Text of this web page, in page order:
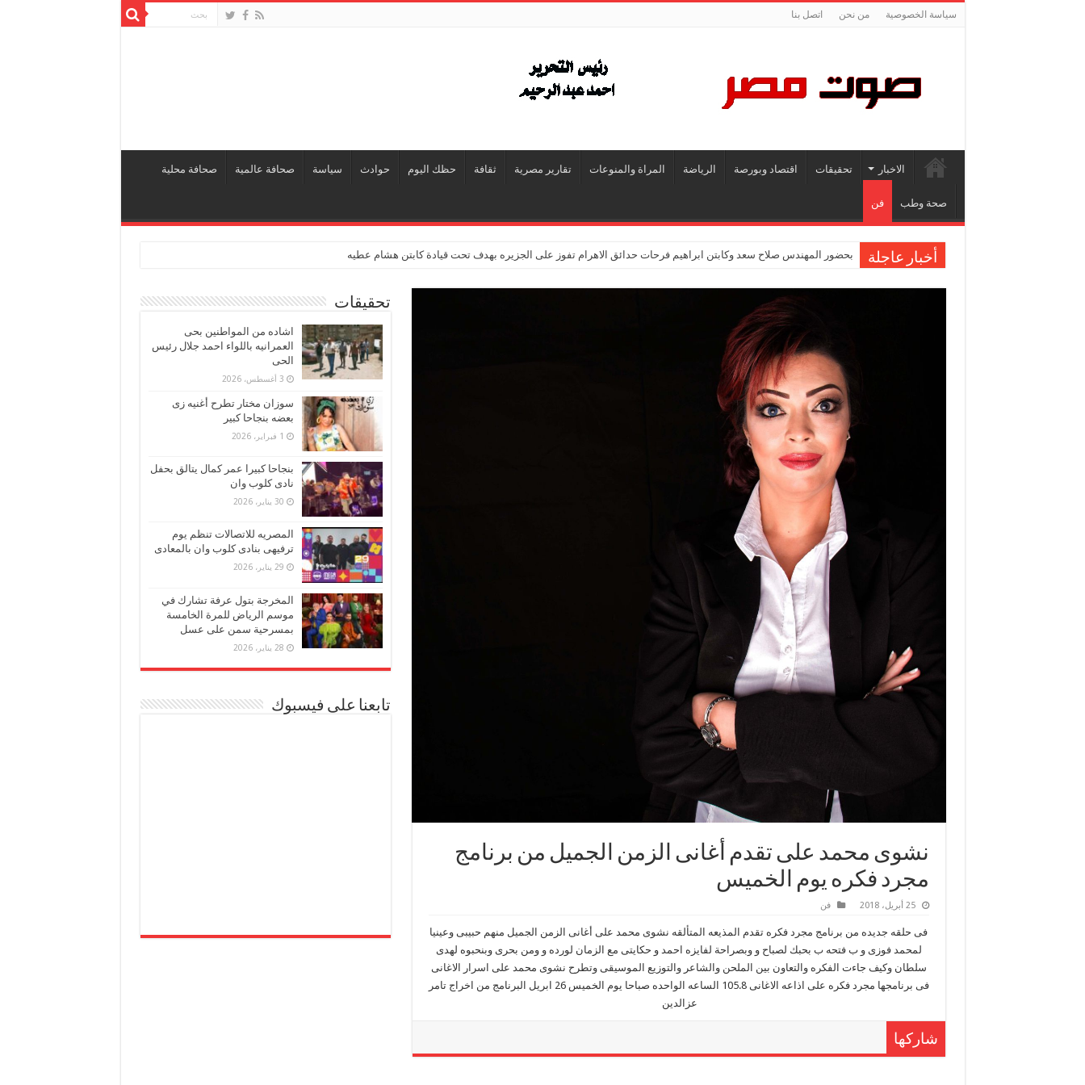
سياسة الخصوصية من نحن اتصل بنا
الاخبار تحقيقات اقتصاد وبورصة الرياضة المراة والمنوعات تقارير مصرية ثقافة حظك اليوم حوادث سياسة صحافة عالمية صحافة محلية
صحة وطب فن
أخبار عاجلة بحضور المهندس صلاح سعد وكابتن ابراهيم فرحات حدائق الاهرام تفوز على الجزيره بهدف تحت قيادة كابتن هشام عطيه
نشوى محمد على تقدم أغانى الزمن الجميل من برنامج
مجرد فكره يوم الخميس
25 أبريل، 2018 فن
فى حلقه جديده من برنامج مجرد فكره تقدم المذيعه المتألقه نشوى محمد على أغانى الزمن الجميل منهم حبيبى وعينيا
لمحمد فوزى و ب فتحه ب بحبك لصباح و وبصراحة لفايزه احمد و حكايتى مع الزمان لورده و ومن بحرى وبنحبوه لهدى
سلطان وكيف جاءت الفكره والتعاون بين الملحن والشاعر والتوزيع الموسيقى وتطرح نشوى محمد على اسرار الاغانى
فى برنامجها مجرد فكره على اذاعه الاغانى 105.8 الساعه الواحده صباحا يوم الخميس 26 ابريل البرنامج من اخراج تامر
عزالدين
شاركها
تحقيقات
اشاده من المواطنين بحى
العمرانيه باللواء احمد جلال رئيس
الحى
3 أغسطس، 2026
سوزان مختار تطرح أغنيه زى
بعضه بنجاحا كبير
1 فبراير، 2026
بنجاحا كبيرا عمر كمال يتالق بحفل
نادى كلوب وان
30 يناير، 2026
المصريه للاتصالات تنظم يوم
ترفيهى بنادى كلوب وان بالمعادى
29 يناير، 2026
المخرجة بتول عرفة تشارك في
موسم الرياض للمرة الخامسة
بمسرحية سمن على عسل
28 يناير، 2026
تابعنا على فيسبوك